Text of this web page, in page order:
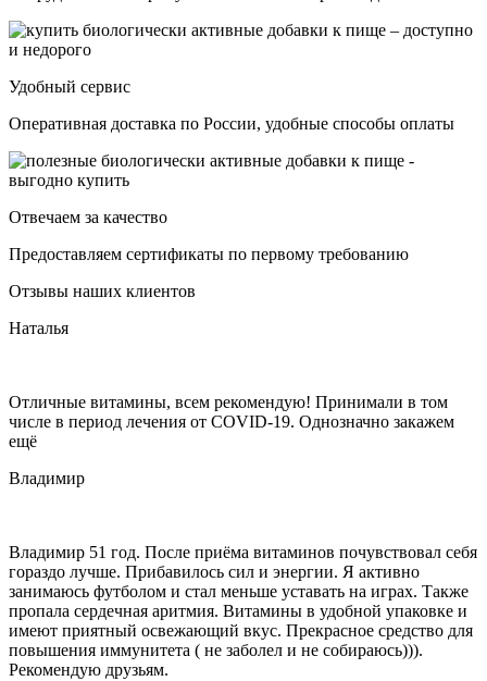
Удобный сервис
Оперативная доставка по России, удобные способы оплаты
Отвечаем за качество
Предоставляем сертификаты по первому требованию
Отзывы наших клиентов
Наталья
Отличные витамины, всем рекомендую! Принимали в том
числе в период лечения от COVID-19. Однозначно закажем
ещё
Владимир
Владимир 51 год. После приёма витаминов почувствовал себя
гораздо лучше. Прибавилось сил и энергии. Я активно
занимаюсь футболом и стал меньше уставать на играх. Также
пропала сердечная аритмия. Витамины в удобной упаковке и
имеют приятный освежающий вкус. Прекрасное средство для
повышения иммунитета ( не заболел и не собираюсь))).
Рекомендую друзьям.